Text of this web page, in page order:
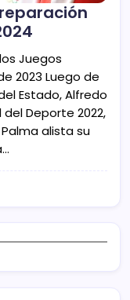
Juegos
2023 Luego de
Estado, Alfredo
Deporte 2022,
alista su